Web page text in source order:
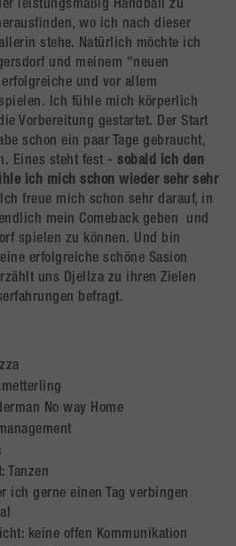
leistungsmäßig Handball zu
wo ich nach dieser
stehe. Natürlich möchte ich
und meinem "neuen
und vor allem
Ich fühle mich körperlich
Vorbereitung gestartet. Der Start
schon ein paar Tage gebraucht,
Eines steht fest - sobald ich den
ich mich schon wieder sehr sehr
freue mich schon sehr darauf, in
mein Comeback geben und
spielen zu können. Und bin
erfolgreiche schöne Sasion
uns Djellza zu ihren Zielen
befragt.
No way Home
Tanzen
ich gerne einen Tag verbingen
keine offen Kommunikation